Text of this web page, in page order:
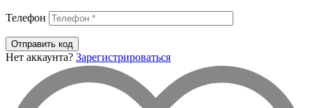
Телефон
Отправить код
Нет аккаунта? Зарегистрироваться